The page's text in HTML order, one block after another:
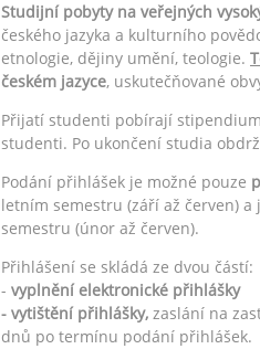
Studijní pobyty na veřejných
českého jazyka a kulturního
etnologie, dějiny umění, teologie.
českém jazyce, uskutečňované
Přijatí studenti pobírají
studenti. Po ukončení studia
Podání přihlášek je možné pouze
letním semestru (září až červen)
semestru (únor až červen).
Přihlášení se skládá ze dvou částí:
- vyplnění elektronické přihlášky
- vytištění přihlášky, zaslání na
dnů po termínu podání přihlášek.